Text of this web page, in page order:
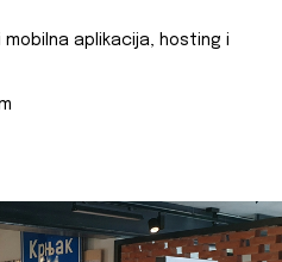
aplikacija, hosting i